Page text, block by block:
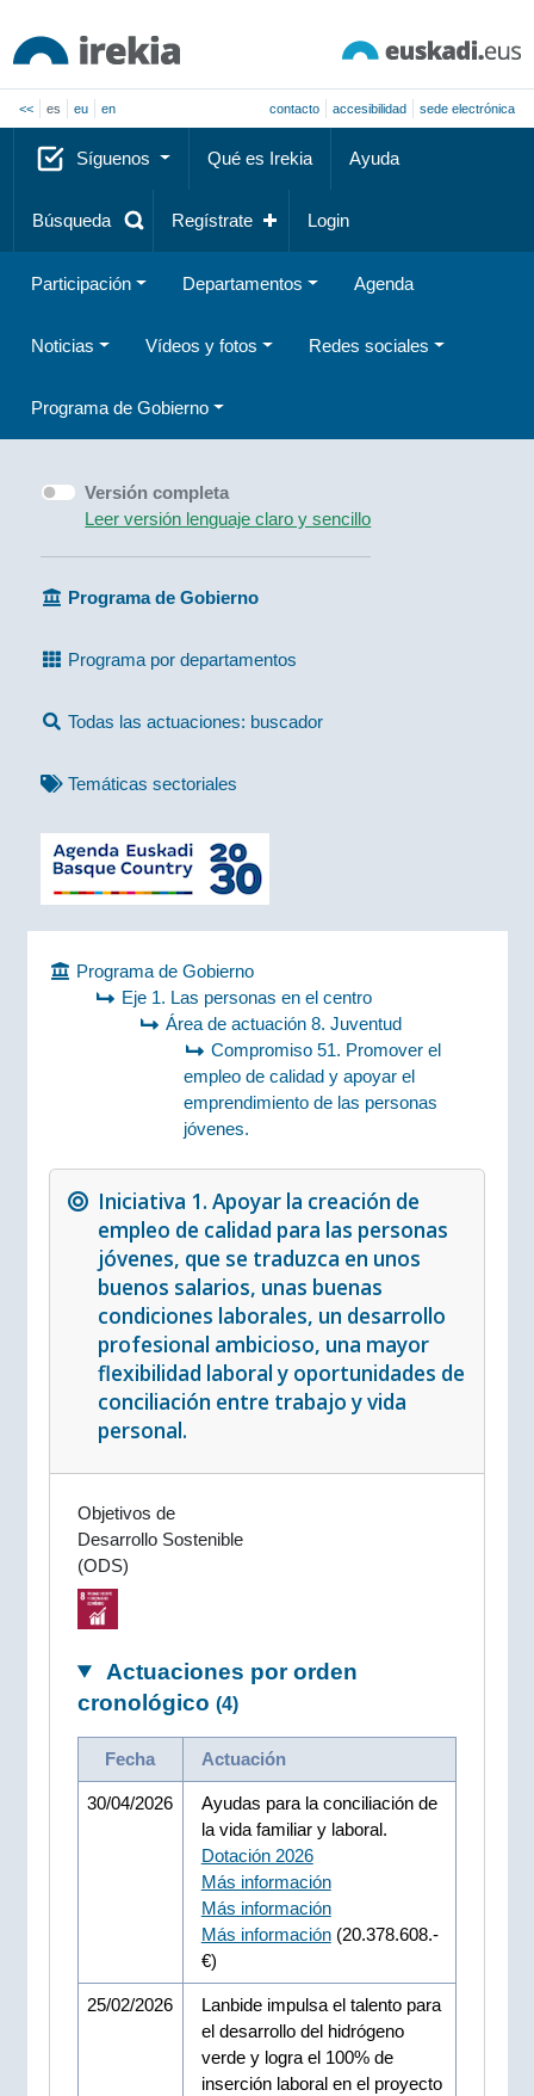
<< es eu en contacto accesibilidad sede electrónica
Síguenos Qué es Irekia Ayuda
Búsqueda Regístrate Login
Participación Departamentos Agenda
Noticias Vídeos y fotos Redes sociales
Programa de Gobierno
Versión completa
Leer versión lenguaje claro y sencillo
Programa de Gobierno
Programa por departamentos
Todas las actuaciones: buscador
Temáticas sectoriales
Programa de Gobierno
Eje 1. Las personas en el centro
Área de actuación 8. Juventud
Compromiso 51. Promover el
empleo de calidad y apoyar el
emprendimiento de las personas
jóvenes.
Iniciativa 1. Apoyar la creación de
empleo de calidad para las personas
jóvenes, que se traduzca en unos
buenos salarios, unas buenas
condiciones laborales, un desarrollo
profesional ambicioso, una mayor
flexibilidad laboral y oportunidades de
conciliación entre trabajo y vida
personal.
Objetivos de
Desarrollo Sostenible
(ODS)
Actuaciones por orden
cronológico (4)
Fecha Actuación
30/04/2026
Ayudas para la conciliación de
la vida familiar y laboral.
Dotación 2026
Más información
Más información
Más información(20.378.608.-
€)
25/02/2026
Lanbide impulsa el talento para
el desarrollo del hidrógeno
verde y logra el 100% de
inserción laboral en el proyecto